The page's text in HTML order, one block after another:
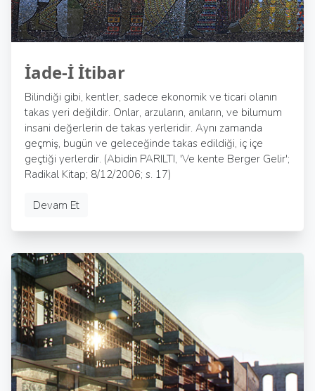
İade-İ İtibar
Bilindiği gibi, kentler, sadece ekonomik ve ticari olanın
takas yeri değildir. Onlar, arzuların, anıların, ve bilumum
insani değerlerin de takas yerleridir. Aynı zamanda
geçmiş, bugün ve geleceğinde takas edildiği, iç içe
geçtiği yerlerdir. (Abidin PARILTI, 'Ve kente Berger Gelir';
Radikal Kitap; 8/12/2006; s. 17)
Devam Et